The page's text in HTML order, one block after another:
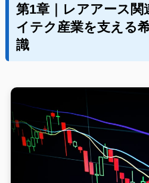
第1章｜レアアース関
イテク産業を支える
識